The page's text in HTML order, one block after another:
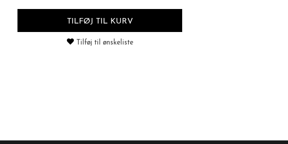
TILFØJ TIL KURV
Tilføj til ønskeliste